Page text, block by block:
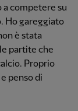
a competere su
Ho gareggiato
è stata
partite che
Proprio
penso di